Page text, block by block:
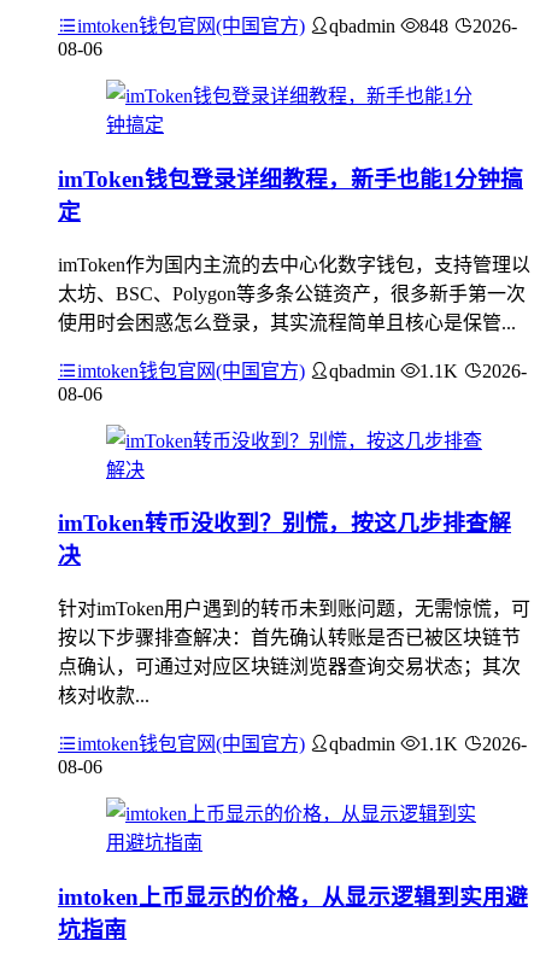
imtoken钱包官网(中国官方) qbadmin 848
2026-
08-06
imToken钱包登录详细教程，新手也能1分钟搞
定
imToken作为国内主流的去中心化数字钱包，支持管理以
太坊、BSC、Polygon等多条公链资产，很多新手第一次
使用时会困惑怎么登录，其实流程简单且核心是保管...
imtoken钱包官网(中国官方) qbadmin 1.1K
2026-
08-06
imToken转币没收到？别慌，按这几步排查解
决
针对imToken用户遇到的转币未到账问题，无需惊慌，可
按以下步骤排查解决：首先确认转账是否已被区块链节
点确认，可通过对应区块链浏览器查询交易状态；其次
核对收款...
imtoken钱包官网(中国官方) qbadmin 1.1K
2026-
08-06
imtoken上币显示的价格，从显示逻辑到实用避
坑指南